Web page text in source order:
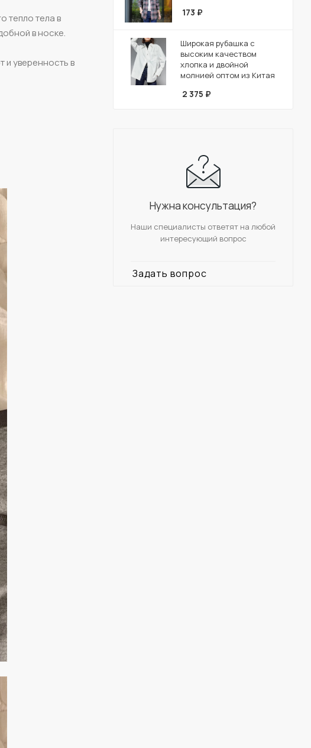
тепло тела в
в носке.
и уверенность в
173 ₽
Широкая рубашка с
высоким качеством
хлопка и двойной
молнией оптом из Китая
2 375 ₽
Нужна консультация?
Наши специалисты ответят на любой
интересующий вопрос
Задать вопрос